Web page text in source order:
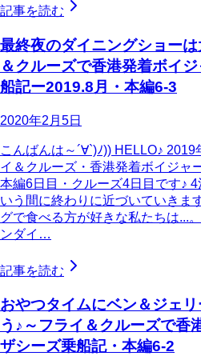
記事を読む
最終夜のダイニングショー
＆クルーズで香港発着ボイ
船記ー2019.8月・本編6-3
2020年2月5日
こんばんは～´∀`)ﾉ)) HELLO♪
イ＆クルーズ・香港発着ボイジャ
本編6日目・クルーズ4日目です♪
いう間に終わりに近づいていきま
グで食べる方が好きな私たちは...
ンダイ…
記事を読む
おやつタイムにベン＆ジェ
う♪～フライ＆クルーズで香
ザシーズ乗船記・本編6-2